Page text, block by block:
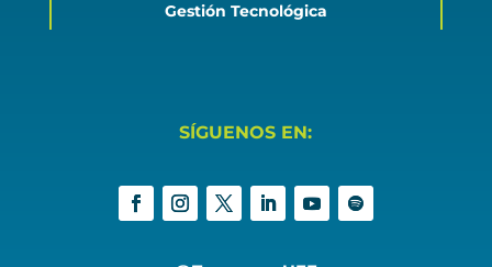
Gestión Tecnológica
SÍGUENOS EN: